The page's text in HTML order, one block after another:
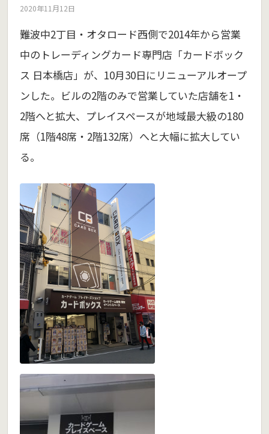
2020年11月12日
難波中2丁目・オタロード西側で2014年から営業
中のトレーディングカード専門店「カードボック
ス 日本橋店」が、10月30日にリニューアルオープ
ンした。ビルの2階のみで営業していた店舗を1・
2階へと拡大、プレイスペースが地域最大級の180
席（1階48席・2階132席）へと大幅に拡大してい
る。